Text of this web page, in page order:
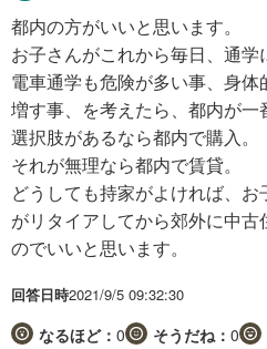
都内の方がいいと思います。
お子さんがこれから毎日、通学
電車通学も危険が多い事、身
増す事、を考えたら、都内が一
選択肢があるなら都内で購入。
それが無理なら都内で賃貸。
どうしても持家がよければ、
がリタイアしてから郊外に中
のでいいと思います。
回答日時2021/9/5 09:32:30
なるほど： 0 そうだね： 0